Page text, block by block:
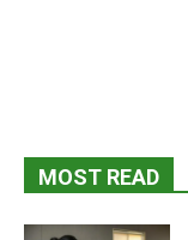
MOST READ